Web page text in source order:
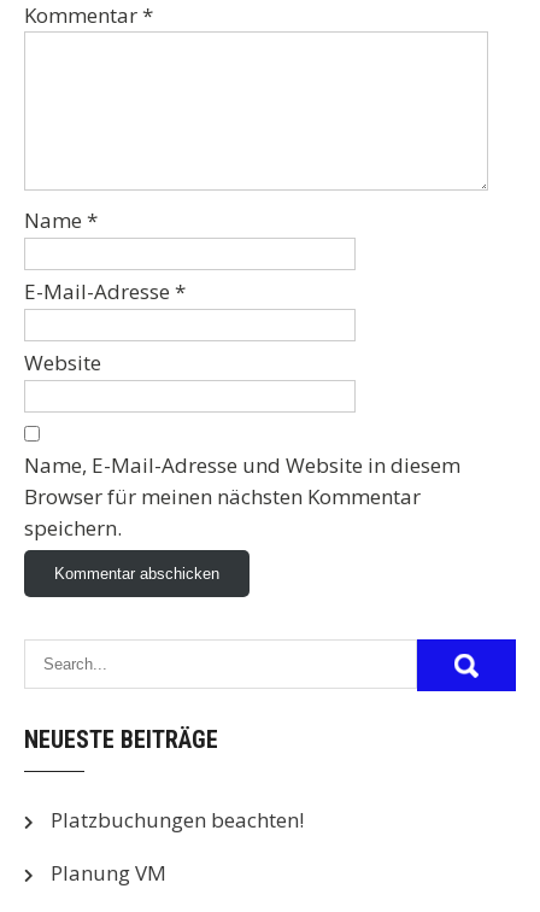
Kommentar*
Name *
E-Mail-Adresse *
Website
Name, E-Mail-Adresse und Website in diesem
Browser für meinen nächsten Kommentar
speichern.
NEUESTE BEITRÄGE
Platzbuchungen beachten!
Planung VM